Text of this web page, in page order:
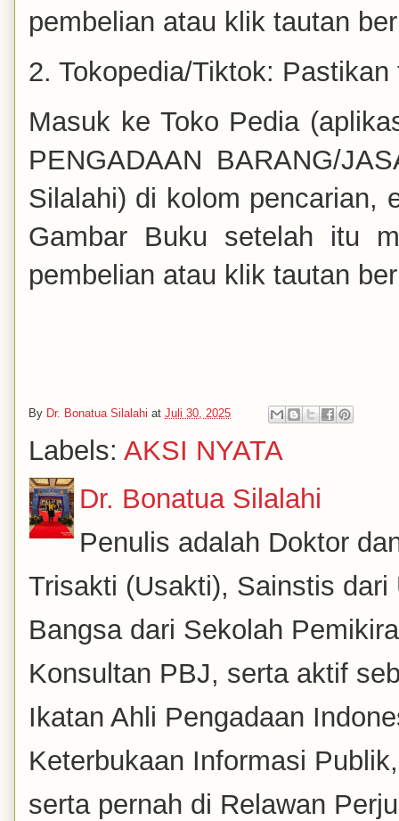
pembelian atau klik tautan
2. Tokopedia/Tiktok:
Masuk ke Toko Pedia
PENGADAAN BARANG/
Silalahi) di kolom pencarian,
Gambar Buku setelah itu
pembelian atau klik tautan
By Dr. Bonatua Silalahi at Juli 30, 2025
Labels: AKSI NYATA
Dr. Bonatua Silalahi
Penulis adalah Doktor
Trisakti (Usakti), Sainstis
Bangsa dari Sekolah
Konsultan PBJ, serta aktif
Ikatan Ahli Pengadaan
Keterbukaan Informasi
serta pernah di Relawan